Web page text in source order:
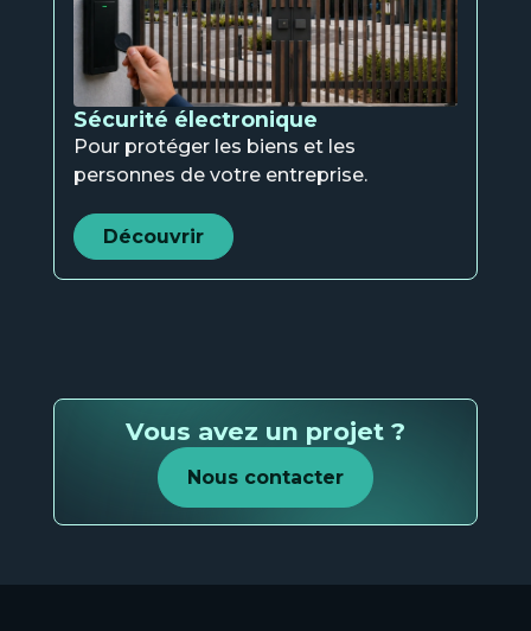
de votre entreprise.
Découvrir
Nos
Sécurité électronique
Pour protéger les biens et les
personnes de votre entreprise.
Découvrir
Vous avez un projet ?
Nous contacter